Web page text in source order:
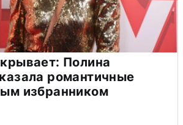
Полина
романтичные
избранником